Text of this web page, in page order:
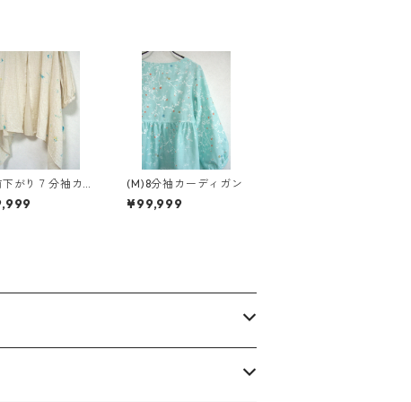
がり７分袖カー
ン
(M)8分袖カーディガン
¥99,999